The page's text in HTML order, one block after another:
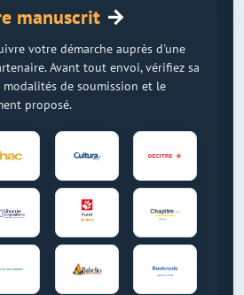
manuscrit →
votre démarche auprès d'une
Avant tout envoi, vérifiez sa
de soumission et le
proposé.